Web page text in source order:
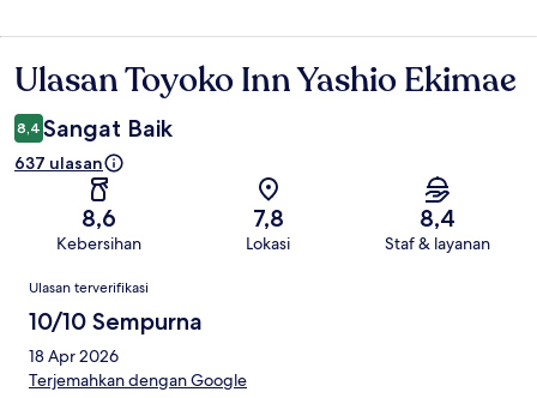
Ulasan
Ulasan Toyoko Inn Yashio Ekimae
8,4 Sangat Baik
637 ulasan
8,6
Kebersihan
7,8
Lokasi
8,4
Staf & layanan
Ulasan
Ulasan terverifikasi
10/10 Sempurna
18 Apr 2026
Terjemahkan dengan Google